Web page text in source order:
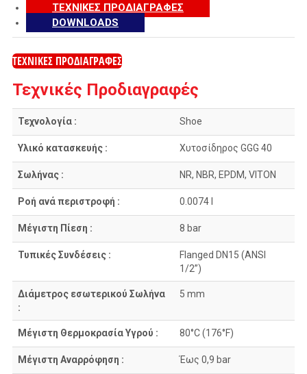
ΤΕΧΝΙΚΕΣ ΠΡΟΔΙΑΓΡΑΦΕΣ
DOWNLOADS
ΤΕΧΝΙΚΕΣ ΠΡΟΔΙΑΓΡΑΦΕΣ
Τεχνικές Προδιαγραφές
Τεχνολογία : Shoe
Υλικό κατασκευής : Χυτοσίδηρος GGG 40
Σωλήνας : NR, NBR, EPDM, VITON
Ροή ανά περιστροφή : 0.0074 l
Μέγιστη Πίεση : 8 bar
Τυπικές Συνδέσεις :
Flanged DN15 (ANSI
1/2”)
Διάμετρος εσωτερικού Σωλήνα
:
5 mm
Μέγιστη Θερμοκρασία Υγρού : 80°C (176°F)
Μέγιστη Αναρρόφηση : Έως 0,9 bar